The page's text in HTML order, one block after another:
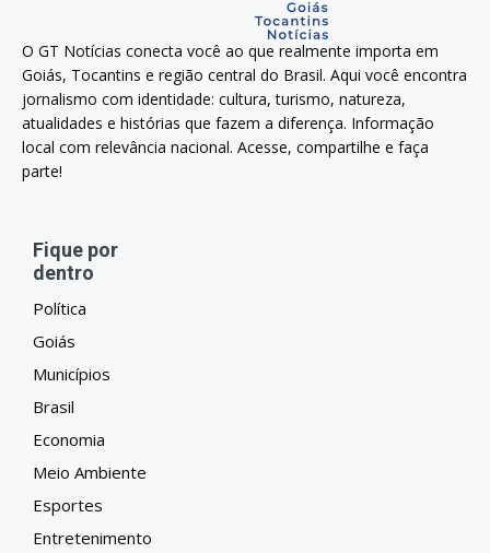
O GT Notícias conecta você ao que realmente importa em
Goiás, Tocantins e região central do Brasil. Aqui você encontra
jornalismo com identidade: cultura, turismo, natureza,
atualidades e histórias que fazem a diferença. Informação
local com relevância nacional. Acesse, compartilhe e faça
parte!
Fique por
dentro
Política
Goiás
Municípios
Brasil
Economia
Meio Ambiente
Esportes
Entretenimento